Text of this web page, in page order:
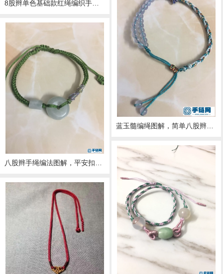
8股辫单色基础款红绳编织手链一款简单的亲子手工教程
蓝玉髓编绳图解，简单八股辫手绳做法
八股辫手绳编法图解，平安扣手链做法步骤